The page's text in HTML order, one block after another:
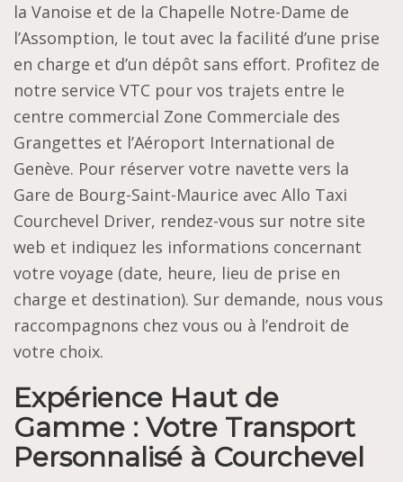
la Vanoise et de la Chapelle Notre-Dame de
l’Assomption, le tout avec la facilité d’une prise
en charge et d’un dépôt sans effort. Profitez de
notre service VTC pour vos trajets entre le
centre commercial Zone Commerciale des
Grangettes et l’Aéroport International de
Genève. Pour réserver votre navette vers la
Gare de Bourg-Saint-Maurice avec Allo Taxi
Courchevel Driver, rendez-vous sur notre site
web et indiquez les informations concernant
votre voyage (date, heure, lieu de prise en
charge et destination). Sur demande, nous vous
raccompagnons chez vous ou à l’endroit de
votre choix.
Expérience Haut de
Gamme : Votre Transport
Personnalisé à Courchevel